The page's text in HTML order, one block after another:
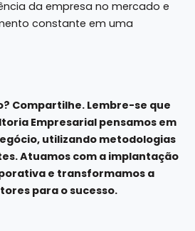
da empresa no mercado e
constante em uma
Compartilhe. Lembre-se que
Empresarial pensamos em
utilizando metodologias
Atuamos com a implantação
e transformamos a
para o sucesso.